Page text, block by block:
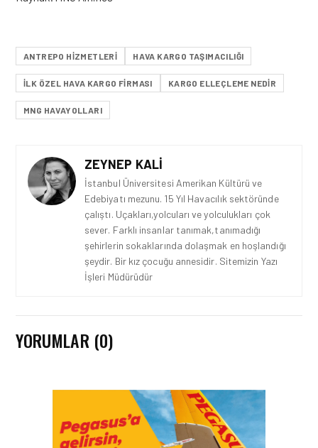
ANTREPO HIZMETLERI HAVA KARGO TAŞIMACILIĞI
ILK ÖZEL HAVA KARGO FIRMASI KARGO ELLEÇLEME NEDIR
MNG HAVAYOLLARI
ZEYNEP KALI
İstanbul Üniversitesi Amerikan Kültürü ve
Edebiyatı mezunu. 15 Yıl Havacılık sektöründe
çalıştı. Uçakları,yolcuları ve yolculukları çok
sever. Farklı insanlar tanımak,tanımadığı
şehirlerin sokaklarında dolaşmak en hoşlandığı
şeydir. Bir kız çocuğu annesidir. Sitemizin Yazı
İşleri Müdürüdür
YORUMLAR (0)
HAVACILIK • 06 AĞU 2026
HITIT BILIŞIM 500’DE
SEKTÖREL YAZILIM
BIRINCISI